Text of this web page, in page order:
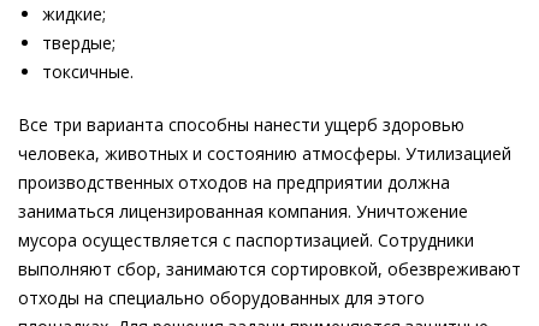
жидкие;
твердые;
токсичные.
Все три варианта способны нанести ущерб здоровью
человека, животных и состоянию атмосферы. Утилизацией
производственных отходов на предприятии должна
заниматься лицензированная компания. Уничтожение
мусора осуществляется с паспортизацией. Сотрудники
выполняют сбор, занимаются сортировкой, обезвреживают
отходы на специально оборудованных для этого